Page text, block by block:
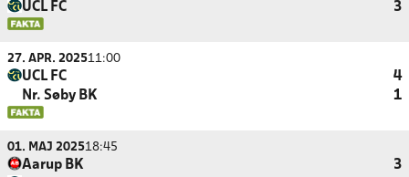
UCL FC
3
27. APR. 202511:00
UCL FC
4
Nr. Søby BK
1
01. MAJ 202518:45
Aarup BK
3